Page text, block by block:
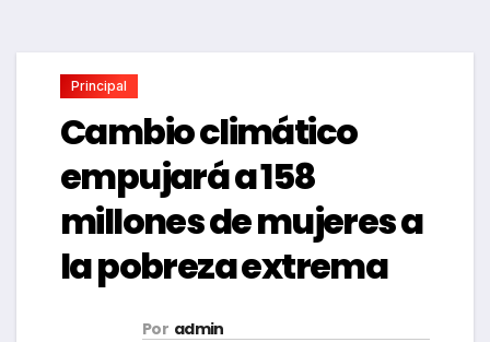
Principal
Cambio climático
empujará a 158
millones de mujeres a
la pobreza extrema
Por admin